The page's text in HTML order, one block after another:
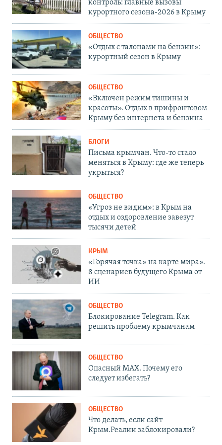
контроль: главные вызовы
курортного сезона-2026 в Крыму
ОБЩЕСТВО
«Отдых с талонами на бензин»:
курортный сезон в Крыму
ОБЩЕСТВО
«Включен режим тишины и
красоты». Отдых в прифронтовом
Крыму без интернета и бензина
БЛОГИ
Письма крымчан. Что-то стало
меняться в Крыму: где же теперь
укрыться?
ОБЩЕСТВО
«Угроз не видим»: в Крым на
отдых и оздоровление завезут
тысячи детей
КРЫМ
«Горячая точка» на карте мира».
8 сценариев будущего Крыма от
ИИ
ОБЩЕСТВО
Блокирование Telegram. Как
решить проблему крымчанам
ОБЩЕСТВО
Опасный MAX. Почему его
следует избегать?
ОБЩЕСТВО
Что делать, если сайт
Крым.Реалии заблокировали?